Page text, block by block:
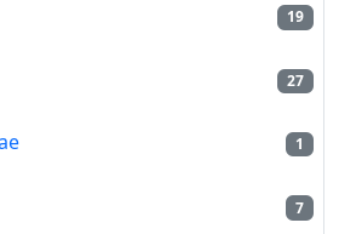
19
27
1
7